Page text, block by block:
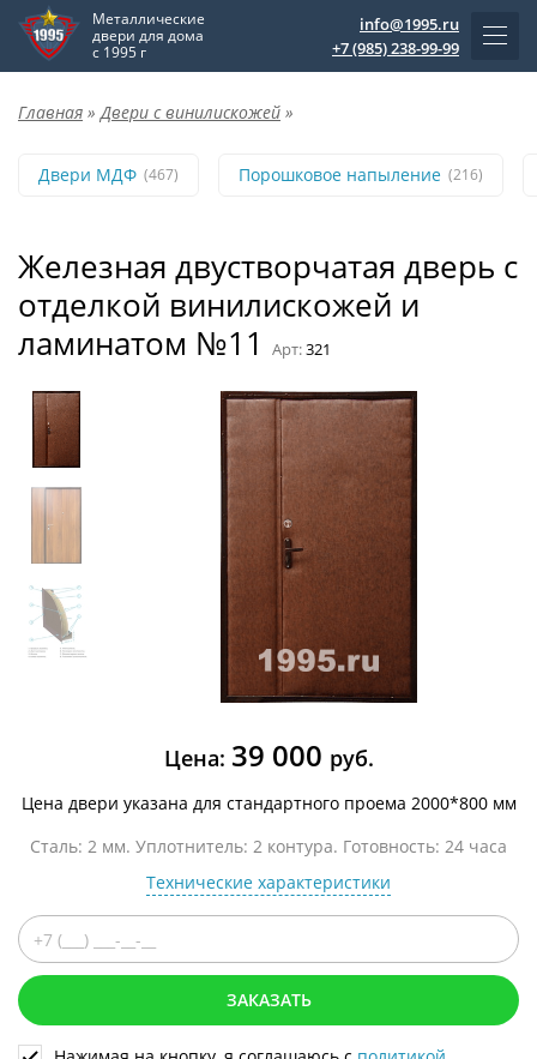
Металлические
двери для дома
с 1995 г
info@1995.ru
+7 (985) 238-99-99
Главная » Двери с винилискожей »
Двери МДФ (467) Порошковое напыление (216)
Железная двустворчатая дверь с
отделкой винилискожей и
ламинатом №11
Арт:321
Цена: 39 000 руб.
Цена двери указана для стандартного проема 2000*800 мм
Сталь: 2 мм. Уплотнитель: 2 контура. Готовность: 24 часа
Технические характеристики
ЗАКАЗАТЬ